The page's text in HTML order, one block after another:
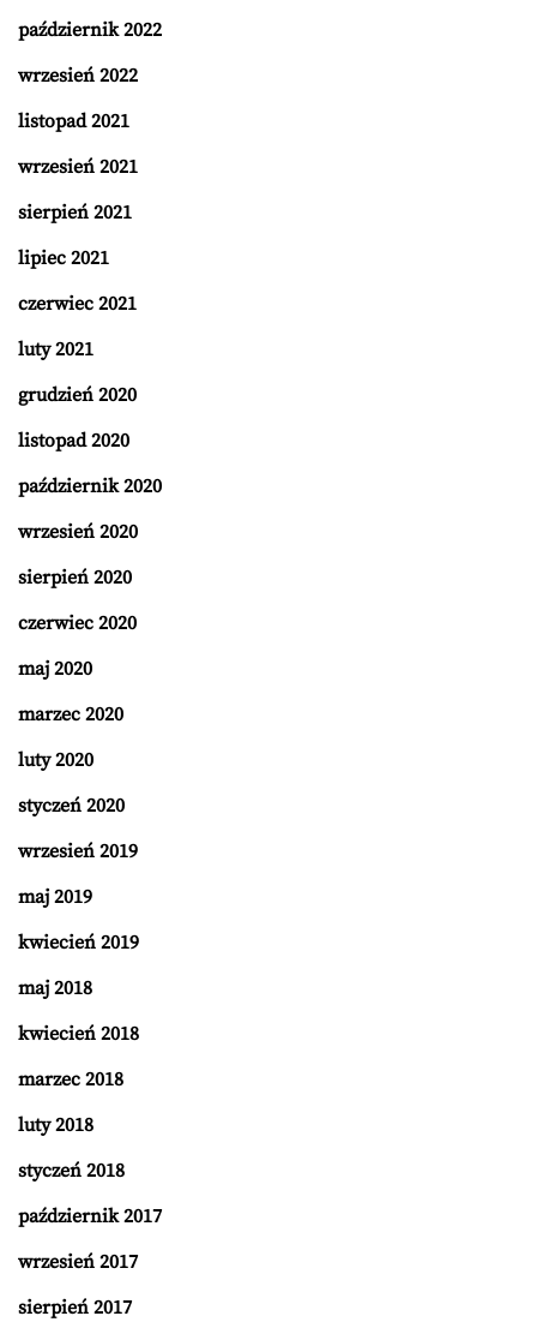
październik 2022
wrzesień 2022
listopad 2021
wrzesień 2021
sierpień 2021
lipiec 2021
czerwiec 2021
luty 2021
grudzień 2020
listopad 2020
październik 2020
wrzesień 2020
sierpień 2020
czerwiec 2020
maj 2020
marzec 2020
luty 2020
styczeń 2020
wrzesień 2019
maj 2019
kwiecień 2019
maj 2018
kwiecień 2018
marzec 2018
luty 2018
styczeń 2018
październik 2017
wrzesień 2017
sierpień 2017